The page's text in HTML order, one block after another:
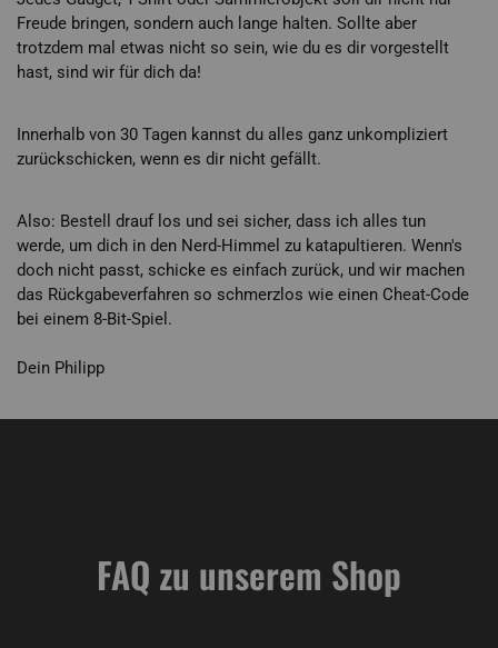
Freude bringen, sondern auch lange halten. Sollte aber
trotzdem mal etwas nicht so sein, wie du es dir vorgestellt
hast, sind wir für dich da!
Innerhalb von 30 Tagen kannst du alles ganz unkompliziert
zurückschicken, wenn es dir nicht gefällt.
Also: Bestell drauf los und sei sicher, dass ich alles tun
werde, um dich in den Nerd-Himmel zu katapultieren. Wenn's
doch nicht passt, schicke es einfach zurück, und wir machen
das Rückgabeverfahren so schmerzlos wie einen Cheat-Code
bei einem 8-Bit-Spiel.
Dein Philipp
FAQ zu unserem Shop